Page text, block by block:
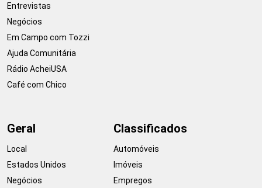
Entrevistas
Negócios
Em Campo com Tozzi
Ajuda Comunitária
Rádio AcheiUSA
Café com Chico
Geral
Local
Estados Unidos
Negócios
Classificados
Automóveis
Imóveis
Empregos